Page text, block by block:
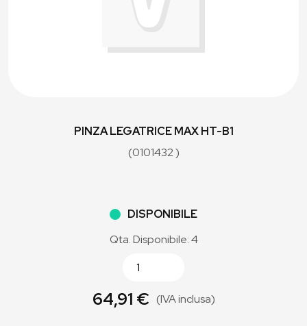
PINZA LEGATRICE MAX HT-B1
(0101432 )
DISPONIBILE
Qta. Disponibile: 4
64,91 € (IVA inclusa)